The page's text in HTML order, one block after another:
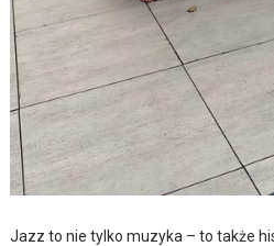
Jazz to nie tylko muzyka – to także